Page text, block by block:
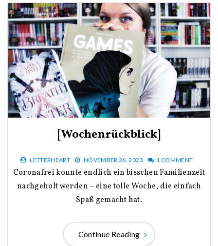
[Wochenrückblick]
LETTERHEART NOVEMBER 26, 2023 1 COMMENT
Coronafrei konnte endlich ein bisschen Familienzeit
nachgeholt werden – eine tolle Woche, die einfach
Spaß gemacht hat.
Continue Reading